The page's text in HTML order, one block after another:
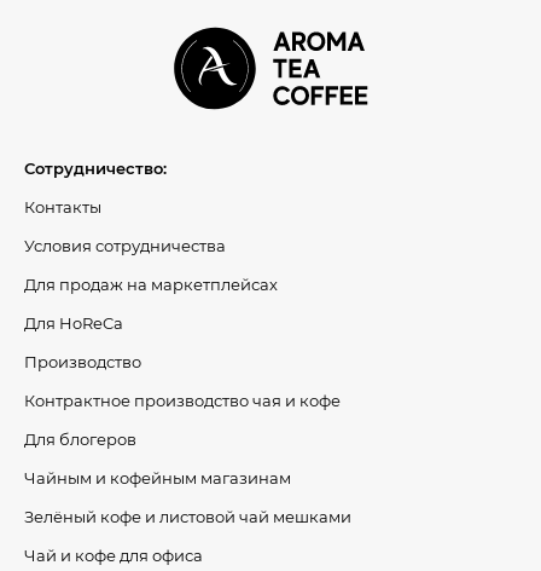
Сотрудничество:
Контакты
Условия сотрудничества
Для продаж на маркетплейсах
Для HoReCa
Производство
Контрактное производство чая и кофе
Для блогеров
Чайным и кофейным магазинам
Зелёный кофе и листовой чай мешками
Чай и кофе для офиса